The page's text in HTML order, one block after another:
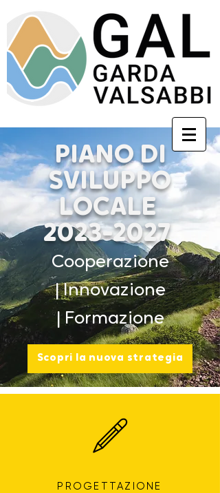
PIANO DI
SVILUPPO
LOCALE
2023-2027
Cooperazione
|Innovazione
| Formazione
Scopri la nuova strategia
PROGETTAZIONE